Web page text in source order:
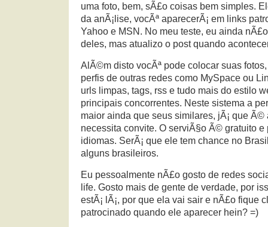
uma foto, bem, sÃ£o coisas bem simples.
da anÃ¡lise, vocÃª aparecerÃ¡ em links
Yahoo e MSN. No meu teste, eu ainda
deles, mas atualizo o post quando
AlÃ©m disto vocÃª pode colocar suas
perfis de outras redes como MySpace ou
urls limpas, tags, rss e tudo mais do estilo
principais concorrentes. Neste sistema a
maior ainda que seus similares, jÃ¡ que
necessita convite. O serviÃ§o Ã© gratuito e
idiomas. SerÃ¡ que ele tem chance no
alguns brasileiros.
Eu pessoalmente nÃ£o gosto de redes
life. Gosto mais de gente de verdade, por
estÃ¡ lÃ¡, por que ela vai sair e nÃ£o fique
patrocinado quando ele aparecer hein? =)